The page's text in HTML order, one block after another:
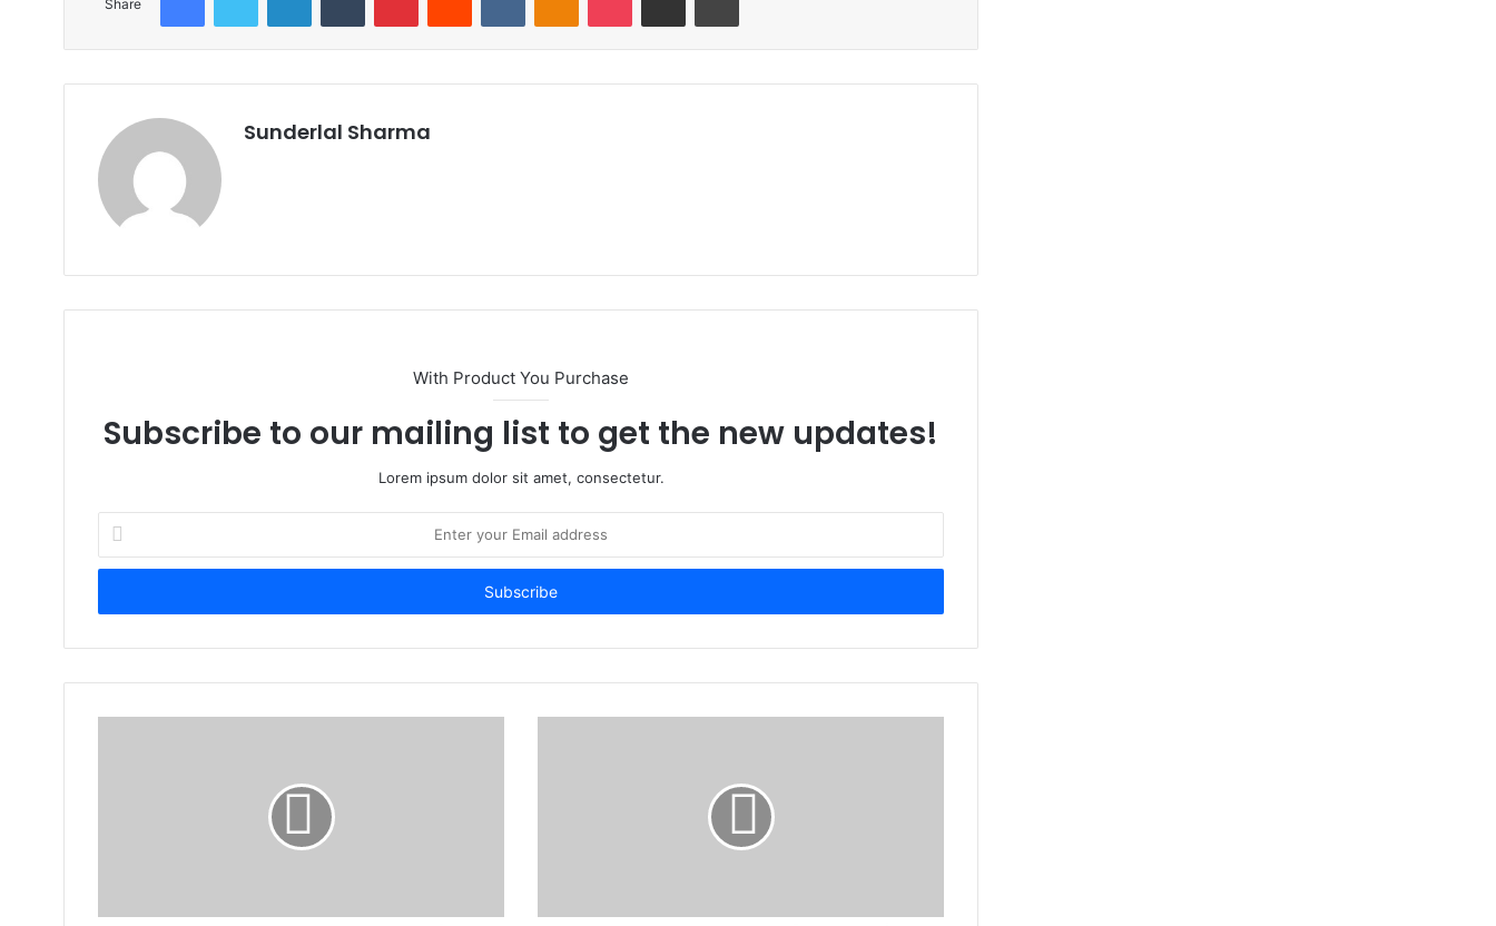
Share
Sunderlal Sharma
With Product You Purchase
Subscribe to our mailing list to get the new updates!
Lorem ipsum dolor sit amet, consectetur.
your
Email